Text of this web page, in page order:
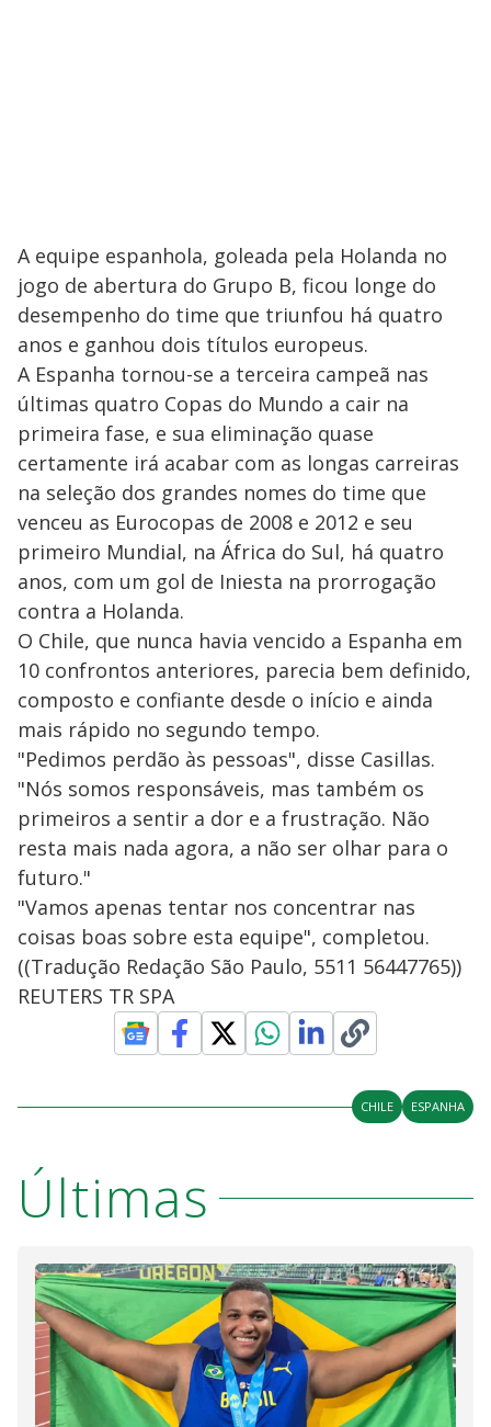
A equipe espanhola, goleada pela Holanda no
jogo de abertura do Grupo B, ficou longe do
desempenho do time que triunfou há quatro
anos e ganhou dois títulos europeus.
A Espanha tornou-se a terceira campeã nas
últimas quatro Copas do Mundo a cair na
primeira fase, e sua eliminação quase
certamente irá acabar com as longas carreiras
na seleção dos grandes nomes do time que
venceu as Eurocopas de 2008 e 2012 e seu
primeiro Mundial, na África do Sul, há quatro
anos, com um gol de Iniesta na prorrogação
contra a Holanda.
O Chile, que nunca havia vencido a Espanha em
10 confrontos anteriores, parecia bem definido,
composto e confiante desde o início e ainda
mais rápido no segundo tempo.
"Pedimos perdão às pessoas", disse Casillas.
"Nós somos responsáveis​​, mas também os
primeiros a sentir a dor e a frustração. Não
resta mais nada agora, a não ser olhar para o
futuro."
"Vamos apenas tentar nos concentrar nas
coisas boas sobre esta equipe", completou.
((Tradução Redação São Paulo, 5511 56447765))
REUTERS TR SPA
CHILE ESPANHA
Últimas